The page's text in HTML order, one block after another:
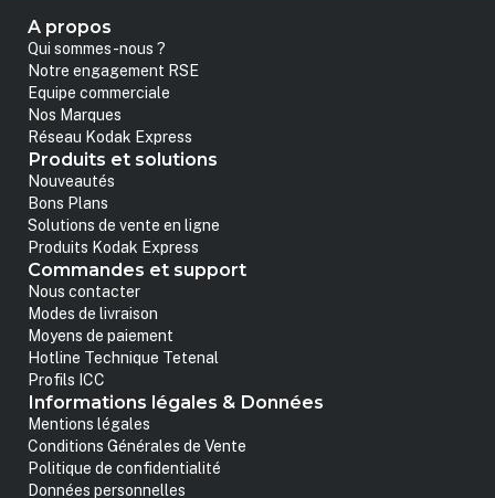
A propos
Qui sommes-nous ?
Notre engagement RSE
Equipe commerciale
Nos Marques
Réseau Kodak Express
Produits et solutions
Nouveautés
Bons Plans
Solutions de vente en ligne
Produits Kodak Express
Commandes et support
Nous contacter
Modes de livraison
Moyens de paiement
Hotline Technique Tetenal
Profils ICC
Informations légales & Données
Mentions légales
Conditions Générales de Vente
Politique de confidentialité
Données personnelles